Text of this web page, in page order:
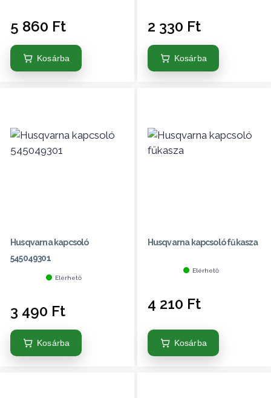
5 860 Ft
Kosárba
2 330 Ft
Kosárba
Husqvarna kapcsoló
545049301
Elérhető
3 490 Ft
Kosárba
Husqvarna kapcsoló fűkasza
Elérhető
4 210 Ft
Kosárba